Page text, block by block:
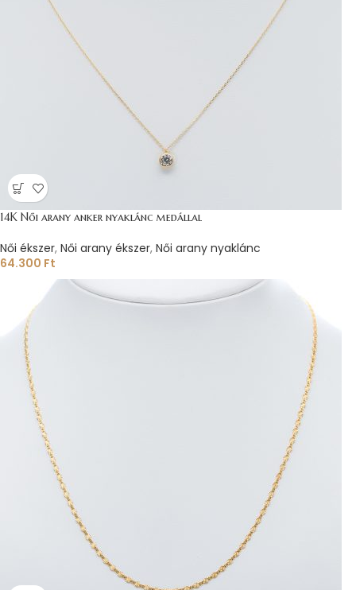
14K Női arany anker nyaklánc medállal
Női ékszer, Női arany ékszer, Női arany nyaklánc
64.300 Ft